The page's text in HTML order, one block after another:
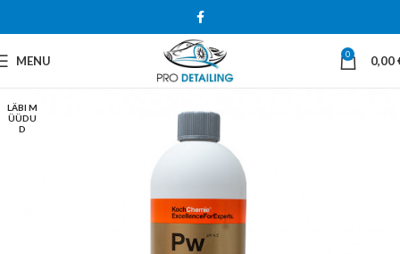
MENU 0 0,00
LÄBI M
ÜÜDU
D